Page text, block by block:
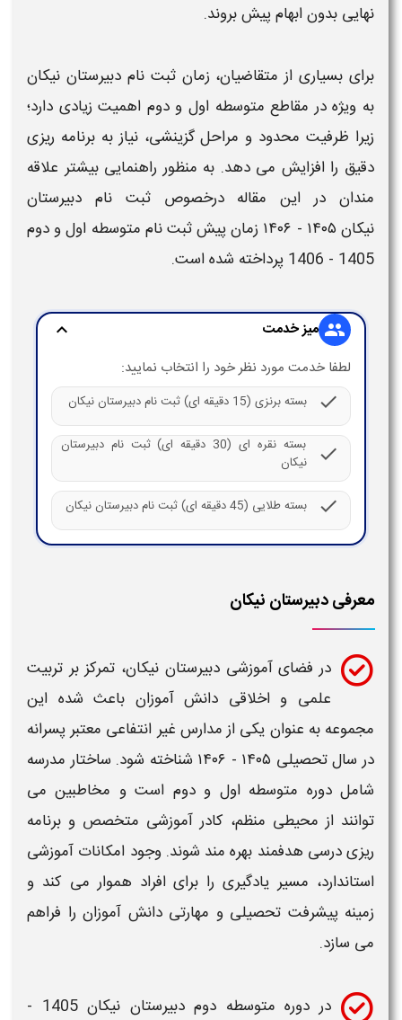
نهایی بدون ابهام پیش بروند.
برای بسیاری از متقاضیان، زمان ثبت نام دبیرستان نیکان
به ویژه در مقاطع متوسطه اول و دوم اهمیت زیادی دارد؛
زیرا ظرفیت محدود و مراحل گزینشی، نیاز به برنامه ریزی
دقیق را افزایش می دهد. به منظور راهنمایی بیشتر علاقه
مندان در این مقاله درخصوصثبت نام دبیرستان
نیکان ۱۴۰۵ - ۱۴۰۶ زمانپیش ثبت نام متوسطه اول و دوم
1405 - 1406
پرداخته شده است.
group میز خدمت expand_more
لطفا خدمت مورد نظر خود را انتخاب نمایید:
check بسته برنزی (15 دقیقه ای) ثبت نام دبیرستان نیکان
check
بسته نقره ای (30 دقیقه ای) ثبت نام دبیرستان
نیکان
check بسته طلایی (45 دقیقه ای) ثبت نام دبیرستان نیکان
معرفی دبیرستان نیکان
در فضای آموزشیدبیرستان نیکان، تمرکز بر تربیت
علمی و اخلاقی دانش آموزان باعث شده این
مجموعه به عنوان یکی ازمدارس غیر انتفاعی معتبر پسرانه
در سال تحصیلی ۱۴۰۵ - ۱۴۰۶
شناخته شود. ساختار مدرسه
شامل دوره متوسطه اول و دوم است و مخاطبین می
توانند از محیطی منظم، کادر آموزشی متخصص و برنامه
ریزی درسی هدفمند بهره مند شوند. وجود امکانات آموزشی
استاندارد، مسیر یادگیری را برای افراد هموار می کند و
زمینه پیشرفت تحصیلی و مهارتی دانش آموزان را فراهم
می سازد.
در دوره متوسطه دوم
دبیرستان نیکان 1405 -